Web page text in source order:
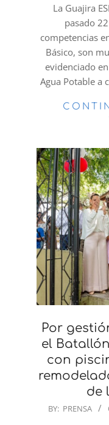
La Guajira
pasado
competencias
Básico, son
evidenciado
Agua Potable a
Por
el
con
de
2022-
BY: PRENSA